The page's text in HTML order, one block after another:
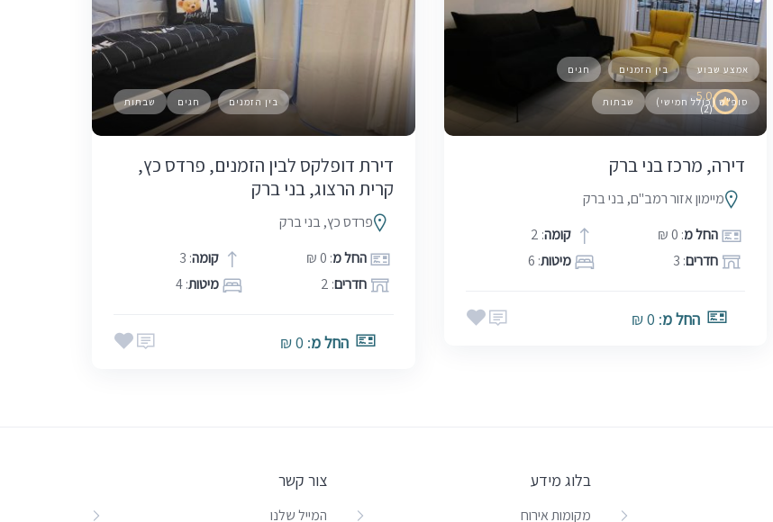
5.0
(2)
אמצע שבוע בין הזמנים חגים
סופ"ש (כולל חמישי) שבתות
דירה, מרכז בני ברק
מיימון אזור רמב"ם, בני ברק
החל מ: 0 ₪ קומה: 2
חדרים: 3 מיטות: 6
החל מ: 0 ₪
בין הזמנים חגים שבתות
דירת דופלקס לבין הזמנים, פרדס כץ,
קרית הרצוג, בני ברק
פרדס כץ, בני ברק
החל מ: 0 ₪ קומה: 3
חדרים: 2 מיטות: 4
החל מ: 0 ₪
בלוג מידע
מקומות אירוח
צור קשר
המייל שלנו